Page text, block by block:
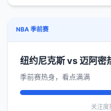
NBA 季前赛
纽约尼克斯 vs 迈阿密
季前赛热身，看点满满
关注度